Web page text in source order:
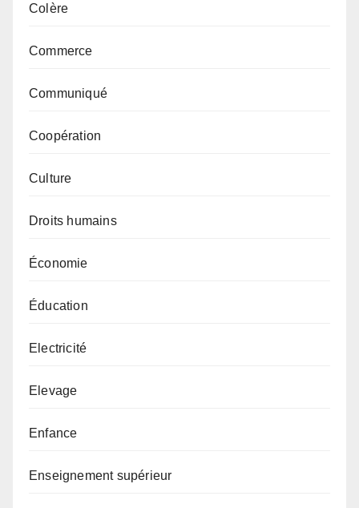
Colère
Commerce
Communiqué
Coopération
Culture
Droits humains
Économie
Éducation
Electricité
Elevage
Enfance
Enseignement supérieur